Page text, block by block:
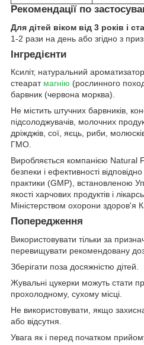
Рекомендації по
Для дітей віком від 3 років і
1-2 рази на день або згідно з
Інгредієнти
Ксиліт, натуральний
стеарат магнію (рослинного
барвник (червона морква).
Не містить штучних барвників,
підсолоджувачів, молочних
дріжджів, сої, яєць, риби,
ГМО.
Виробляється компанією Natural
безпеки і ефективності
практики (GMP), встановленою
якості харчових продуктів і
Міністерством охорони здоров'я
Попередження
Використовувати тільки за
перевищувати рекомендовану
Зберігати поза досяжністю дітей.
Жувальні цукерки можуть стати
прохолодному, сухому місці.
Не використовувати, якщо
або відсутня.
Увага як і перед початком